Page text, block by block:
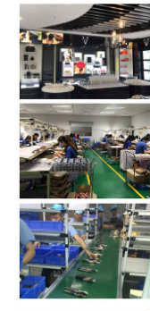
VISITE
D'USINE
CONTRÔLE
DE
QUALITÉ
PLAN
DU
SITE